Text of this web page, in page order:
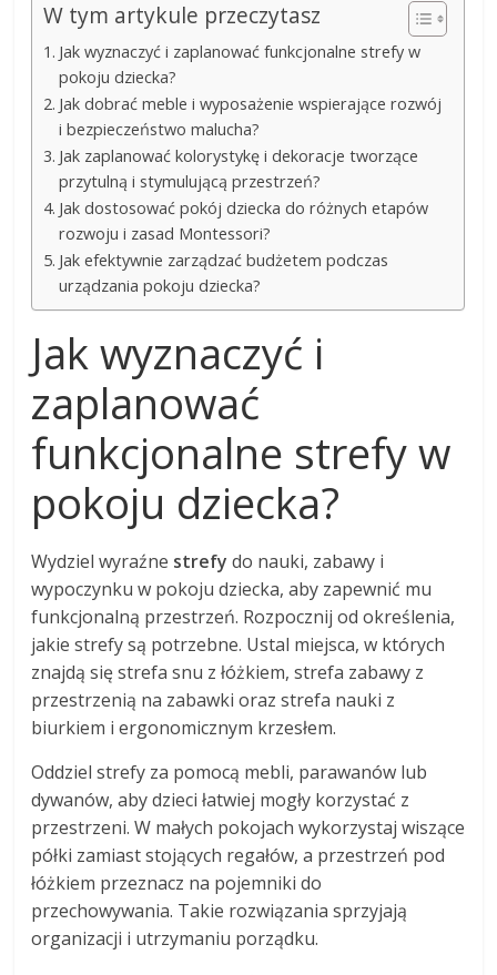
W tym artykule przeczytasz
Jak wyznaczyć i zaplanować funkcjonalne strefy w
pokoju dziecka?
Jak dobrać meble i wyposażenie wspierające rozwój
i bezpieczeństwo malucha?
Jak zaplanować kolorystykę i dekoracje tworzące
przytulną i stymulującą przestrzeń?
Jak dostosować pokój dziecka do różnych etapów
rozwoju i zasad Montessori?
Jak efektywnie zarządzać budżetem podczas
urządzania pokoju dziecka?
Jak wyznaczyć i
zaplanować
funkcjonalne strefy w
pokoju dziecka?
Wydziel wyraźne strefy do nauki, zabawy i
wypoczynku w pokoju dziecka, aby zapewnić mu
funkcjonalną przestrzeń. Rozpocznij od określenia,
jakie strefy są potrzebne. Ustal miejsca, w których
znajdą się strefa snu z łóżkiem, strefa zabawy z
przestrzenią na zabawki oraz strefa nauki z
biurkiem i ergonomicznym krzesłem.
Oddziel strefy za pomocą mebli, parawanów lub
dywanów, aby dzieci łatwiej mogły korzystać z
przestrzeni. W małych pokojach wykorzystaj wiszące
półki zamiast stojących regałów, a przestrzeń pod
łóżkiem przeznacz na pojemniki do
przechowywania. Takie rozwiązania sprzyjają
organizacji i utrzymaniu porządku.